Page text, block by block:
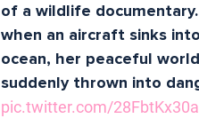
of a wildlife
when an aircraft sinks
ocean, her peaceful
suddenly thrown into
pic.twitter.com/28FbtKx30a